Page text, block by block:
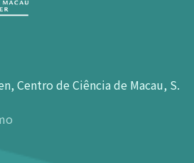
line
Descontos
Centro de Ciência de Macau, S.